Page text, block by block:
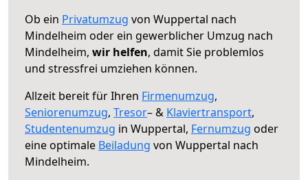
Ob ein Privatumzug von Wuppertal nach
Mindelheim oder ein gewerblicher Umzug nach
Mindelheim, wir helfen, damit Sie problemlos
und stressfrei umziehen können.
Allzeit bereit für Ihren Firmenumzug,
Seniorenumzug, Tresor– & Klaviertransport,
Studentenumzug in Wuppertal, Fernumzug oder
eine optimale Beiladung von Wuppertal nach
Mindelheim.